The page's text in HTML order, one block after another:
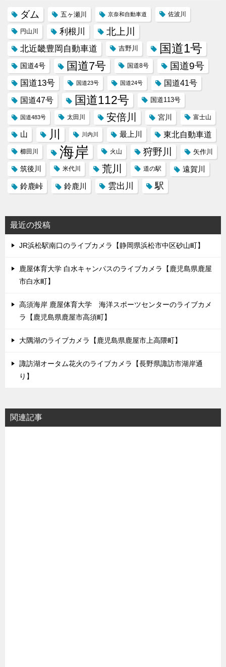
ダム 五ヶ瀬川 京奈和自動車道 佐波川
円山川 利根川 北上川
北近畿豊岡自動車道 吉野川 国道1号
国道4号 国道7号 国道8号 国道9号
国道13号 国道23号 国道24号 国道41号
国道47号 国道112号 国道113号
国道483号 太田川 安倍川 宮川 富士山
山 川 川内川 最上川 東北自動車道
櫛田川 海岸 火山 狩野川 矢作川
筑後川 米代川 荒川 道の駅
遠賀川
鈴鹿峠
鈴鹿川 雲出川 駅
最近の投稿
JR浜松駅南口のライブカメラ【静岡県浜松市中区砂山町】
鹿屋体育大学 白水キャンパスのライブカメラ【鹿児島県鹿屋
市白水町】
高須海岸 鹿屋体育大学 海洋スポーツセンターのライブカメ
ラ【鹿児島県鹿屋市高須町】
大隅湖のライブカメラ【鹿児島県鹿屋市上高隈町】
諏訪湖オータム花火のライブカメラ【長野県諏訪市湖岸通
り】
関連記事